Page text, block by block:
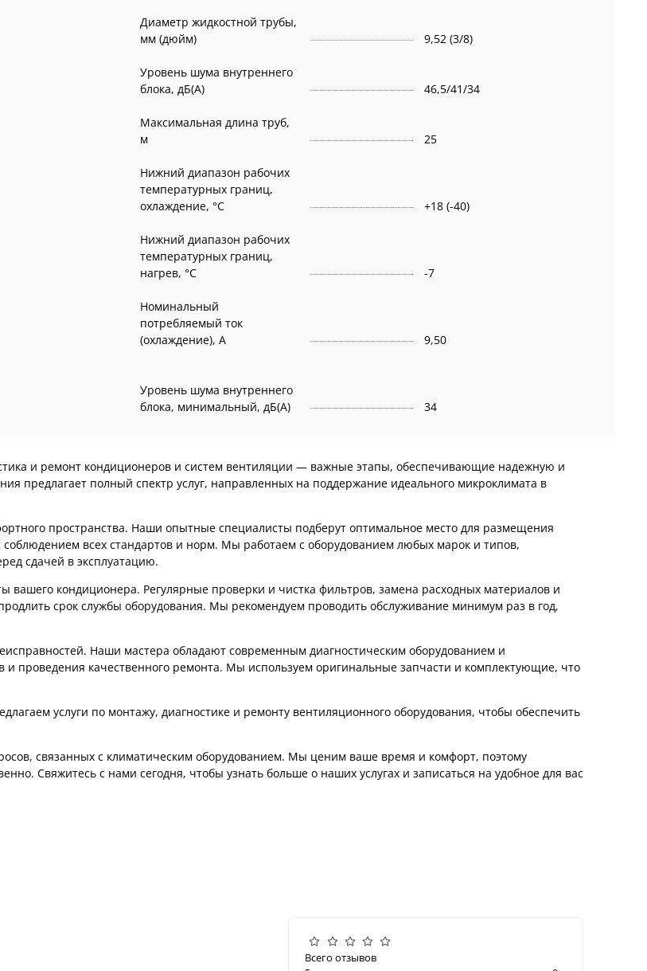
Диаметр жидкостной трубы,
мм (дюйм)
9,52 (3/8)
Уровень шума внутреннего
блока, дБ(А)
46,5/41/34
Максимальная длина труб,
м
25
Нижний диапазон рабочих
температурных границ,
охлаждение, °C
+18 (-40)
Нижний диапазон рабочих
температурных границ,
нагрев, °C
-7
Номинальный
потребляемый ток
(охлаждение), А
9,50
Уровень шума внутреннего
блока, минимальный, дБ(А)
34
и ремонт кондиционеров и систем вентиляции — важные этапы, обеспечивающие надежную и
предлагает полный спектр услуг, направленных на поддержание идеального микроклимата в
пространства. Наши опытные специалисты подберут оптимальное место для размещения
всех стандартов и норм. Мы работаем с оборудованием любых марок и типов,
сдачей в эксплуатацию.
вашего кондиционера. Регулярные проверки и чистка фильтров, замена расходных материалов и
срок службы оборудования. Мы рекомендуем проводить обслуживание минимум раз в год,
Наши мастера обладают современным диагностическим оборудованием и
проведения качественного ремонта. Мы используем оригинальные запчасти и комплектующие, что
услуги по монтажу, диагностике и ремонту вентиляционного оборудования, чтобы обеспечить
связанных с климатическим оборудованием. Мы ценим ваше время и комфорт, поэтому
Свяжитесь с нами сегодня, чтобы узнать больше о наших услугах и записаться на удобное для вас
Всего отзывов